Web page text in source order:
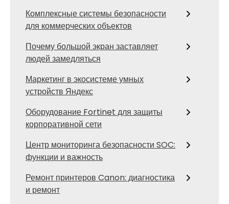
Комплексные системы безопасности
для коммерческих объектов
Почему большой экран заставляет
людей замедляться
Маркетинг в экосистеме умных
устройств Яндекс
Оборудование Fortinet для защиты
корпоративной сети
Центр мониторинга безопасности SOC:
функции и важность
Ремонт принтеров Canon: диагностика
и ремонт